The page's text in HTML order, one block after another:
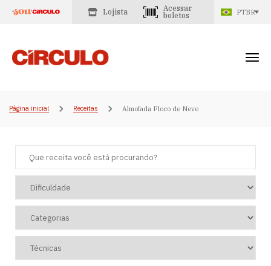
Lojista
Acessar
boletos
PTBR
Página inicial Receitas Almofada Floco de Neve